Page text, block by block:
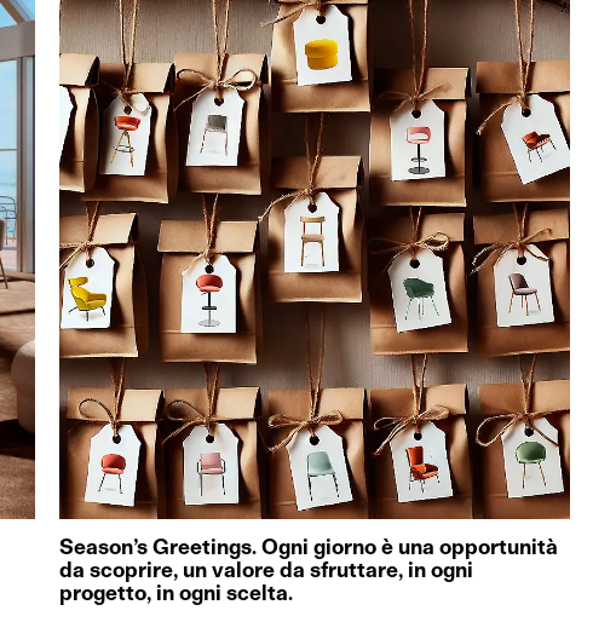
Season’s Greetings. Ogni giorno è una opportunità
da scoprire, un valore da sfruttare, in ogni
progetto, in ogni scelta.